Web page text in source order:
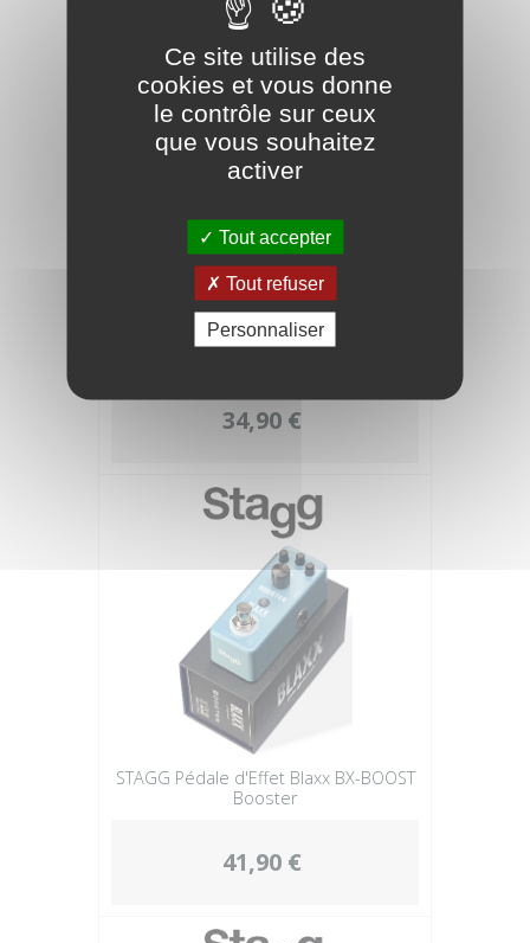
STAGG Pédale d'Effet Blaxx BX-TUNER
34,90 €
STAGG Pédale d'Effet Blaxx BX-BOOST
Booster
41,90 €
Ce site utilise des
cookies et vous donne
le contrôle sur ceux
que vous souhaitez
activer
Tout accepter
Tout refuser
Personnaliser